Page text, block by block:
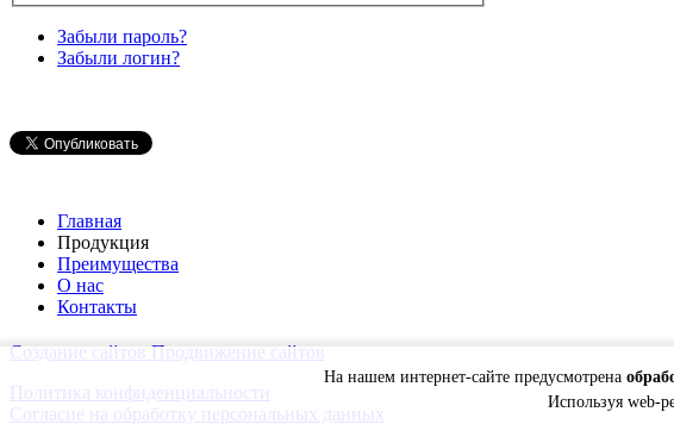
На нашем интернет-сайте предусмотрена
Используя web-
Забыли пароль?
Забыли логин?
Главная
Продукция
Преимущества
О нас
Контакты
Создание сайтов Продвижение сайтов
Политика конфиденциальности
Согласие на обработку персональных данных